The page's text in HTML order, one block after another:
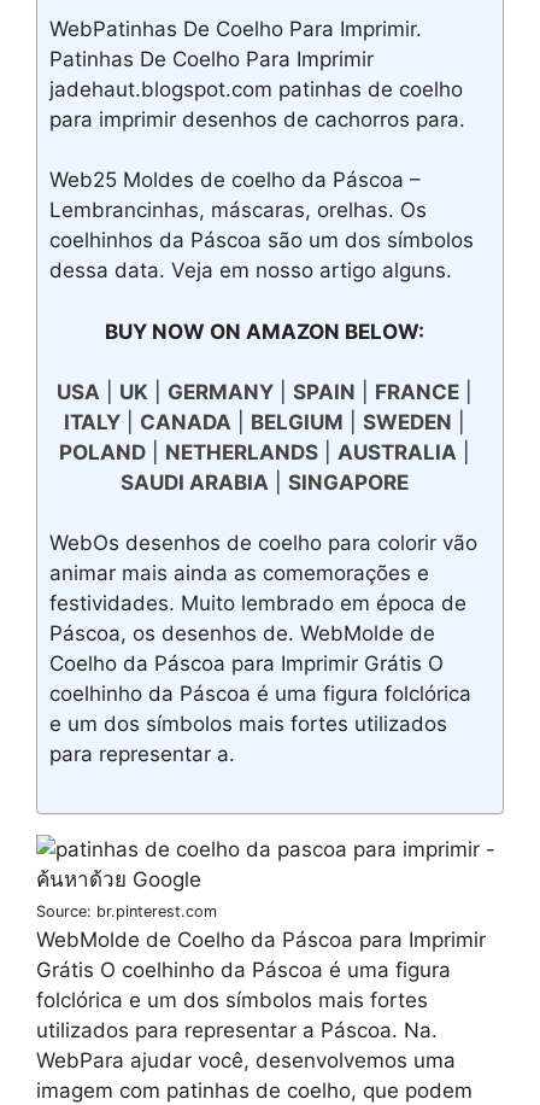
WebPatinhas De Coelho Para Imprimir.
Patinhas De Coelho Para Imprimir
jadehaut.blogspot.com patinhas de coelho
para imprimir desenhos de cachorros para.
Web25 Moldes de coelho da Páscoa –
Lembrancinhas, máscaras, orelhas. Os
coelhinhos da Páscoa são um dos símbolos
dessa data. Veja em nosso artigo alguns.
BUY NOW ON AMAZON BELOW:
USA UK GERMANY| SPAIN FRANCE|
ITALY| CANADA BELGIUM SWEDEN
POLAND| NETHERLANDS| AUSTRALIA
SAUDI ARABIA
SINGAPORE
WebOs desenhos de coelho para colorir vão
animar mais ainda as comemorações e
festividades. Muito lembrado em época de
Páscoa, os desenhos de. WebMolde de
Coelho da Páscoa para Imprimir Grátis O
coelhinho da Páscoa é uma figura folclórica
e um dos símbolos mais fortes utilizados
para representar a.
Source: br.pinterest.com
WebMolde de Coelho da Páscoa para Imprimir
Grátis O coelhinho da Páscoa é uma figura
folclórica e um dos símbolos mais fortes
utilizados para representar a Páscoa. Na.
WebPara ajudar você, desenvolvemos uma
imagem com patinhas de coelho, que podem